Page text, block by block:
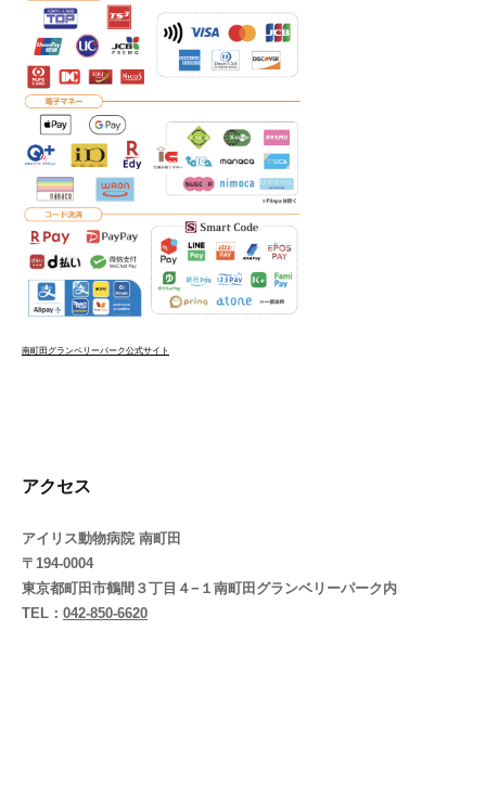
南町田グランベリーパーク公式サイト
アクセス
アイリス動物病院 南町田
〒194-0004
東京都町田市鶴間３丁目４−１南町田グランベリーパーク内
TEL： 042-850-6620